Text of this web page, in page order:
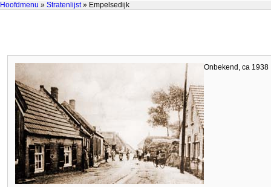
Hoofdmenu » Stratenlijst» Empelsedijk
Onbekend, ca 1938